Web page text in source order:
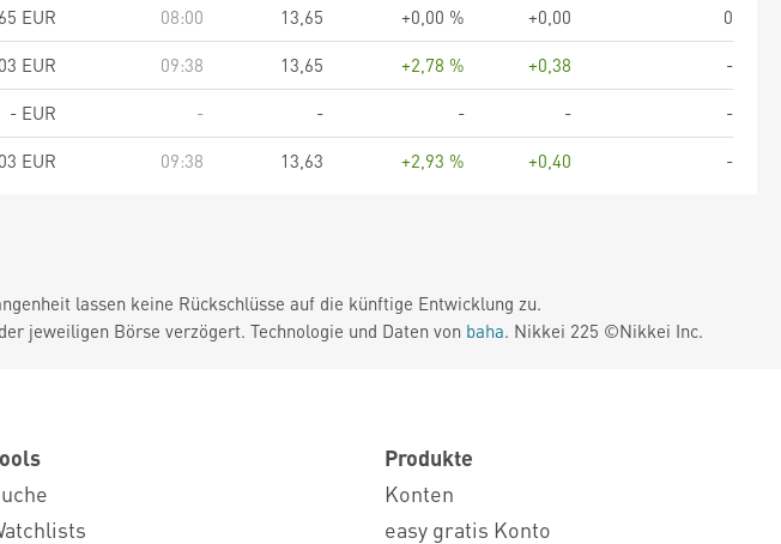
EUR 08:00 13,65 +0,00 % +0,00
0
EUR 09:38 13,65 +2,78 % +0,38
-
- EUR - - - -
-
EUR 09:38 13,63 +2,93 % +0,40 -
lassen keine Rückschlüsse auf die künftige Entwicklung zu.
jeweiligen Börse verzögert. Technologie und Daten von baha. Nikkei 225 ©Nikkei Inc.
Produkte
Konten
easy gratis Konto